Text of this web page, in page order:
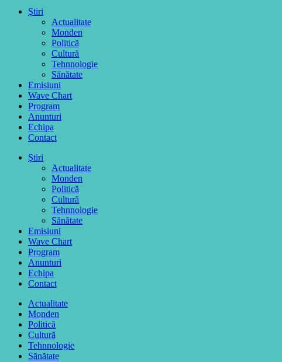
Ştiri
Actualitate
Monden
Politică
Cultură
Tehnnologie
Sănătate
Emisiuni
Wave Chart
Program
Anunturi
Echipa
Contact
Ştiri
Actualitate
Monden
Politică
Cultură
Tehnnologie
Sănătate
Emisiuni
Wave Chart
Program
Anunturi
Echipa
Contact
Actualitate
Monden
Politică
Cultură
Tehnnologie
Sănătate